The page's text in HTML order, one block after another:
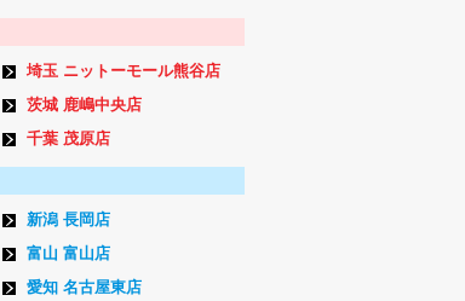
埼玉 ニットーモール熊谷店
茨城 鹿嶋中央店
千葉 茂原店
新潟 長岡店
富山 富山店
愛知 名古屋東店